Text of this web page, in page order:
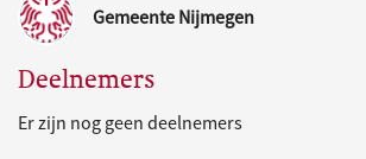
Gemeente Nijmegen
Deelnemers
Er zijn nog geen deelnemers